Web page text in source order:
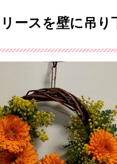
ースを壁に吊り